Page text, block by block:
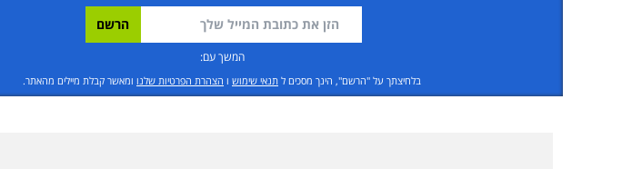
המשך עם:
בלחיצתך על "הרשם", הינך מסכים ל תנאי שימוש ו הצהרת הפרטיות שלנו ומאשר קבלת מיילים מהאתר.